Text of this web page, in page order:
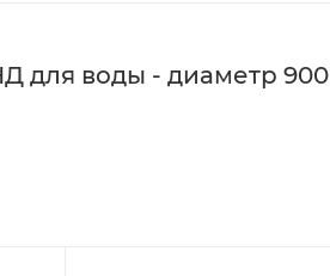
для воды - диаметр 900